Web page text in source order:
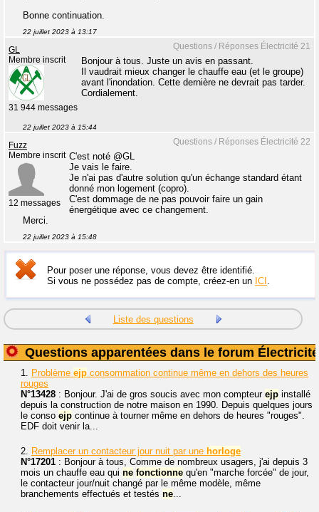
Bonne continuation.
22 juillet 2023 à 13:17
Questions / Réponses Électricité 21
GL
Membre inscrit
31 944 messages
Bonjour à tous. Juste un avis en passant.
Il vaudrait mieux changer le chauffe eau (et le groupe)
avant l'inondation. Cette dernière ne devrait pas tarder.
Cordialement.
22 juillet 2023 à 15:44
Questions / Réponses Électricité 22
Fuzz
Membre inscrit
12 messages
C'est noté @GL
Je vais le faire.
Je n'ai pas d'autre solution qu'un échange standard étant
donné mon logement (copro).
C'est dommage de ne pas pouvoir faire un gain
énergétique avec ce changement.
Merci.
22 juillet 2023 à 15:48
Pour poser une réponse, vous devez être identifié.
Si vous ne possédez pas de compte, créez-en un ICI
Liste des questions
Questions apparentées dans le forum Électricité
1. Problème ejp consommation continue même en dehors des heures
rouges
N°13428 : Bonjour. J'ai de gros soucis avec mon compteur ejp installé
depuis la construction de notre maison en 1990. Depuis quelques jours
le conso ejp continue à tourner même en dehors de heures "rouges".
EDF doit venir la...
2. Remplacer un contacteur jour nuit par une horloge
N°17201 : Bonjour à tous, Comme de nombreux usagers, j'ai depuis 3
mois un chauffe eau qui ne fonctionne qu'en "marche forcée" de jour,
le contacteur jour/nuit changé par le même modèle, même
branchements effectués et testés ne